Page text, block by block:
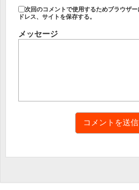
次回のコメントで使用するためブラウザ
ドレス、サイトを保存する。
メッセージ